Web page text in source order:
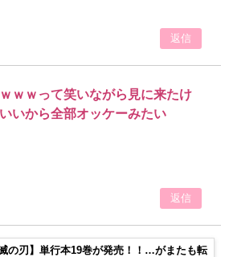
返信
ｗｗって笑いながら見に来たけ
いから全部オッケーみたい
返信
滅の刃】単行本19巻が発売！！…がまたも転